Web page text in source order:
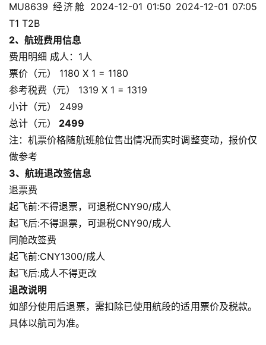
MU8639 经济舱 2024-12-01 01:50 2024-12-01 07:05
T1 T2B
2、航班费用信息
费用明细 成人：1人
票价（元） 1180 X 1 = 1180
参考税费（元） 1319 X 1 = 1319
小计（元） 2499
总计（元）
2499
注：机票价格随航班舱位售出情况而实时调整变动，报价仅
做参考
3、航班退改签信息
退票费
起飞前:不得退票，可退税CNY90/成人
起飞后:不得退票，可退税CNY90/成人
同舱改签费
起飞前:CNY1300/成人
起飞后:成人不得更改
退改说明
如部分使用后退票，需扣除已使用航段的适用票价及税款。
具体以航司为准。